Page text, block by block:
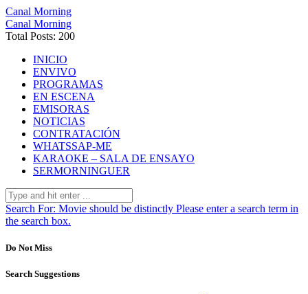
Canal Morning
Canal Morning
Total Posts: 200
INICIO
ENVIVO
PROGRAMAS
EN ESCENA
EMISORAS
NOTICIAS
CONTRATACIÓN
WHATSSAP-ME
KARAOKE – SALA DE ENSAYO
SERMORNINGUER
Search For: Movie should be distinctly Please enter a search term in
the search box.
Do Not Miss
Search Suggestions